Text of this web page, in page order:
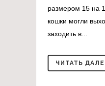
размером 15 на
кошки могли
заходить в...
ЧИТАТЬ